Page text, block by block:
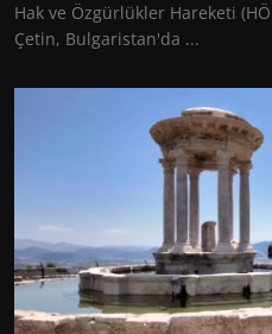
Hak ve Özgürlükler Hareketi
Çetin, Bulgaristan'da ...